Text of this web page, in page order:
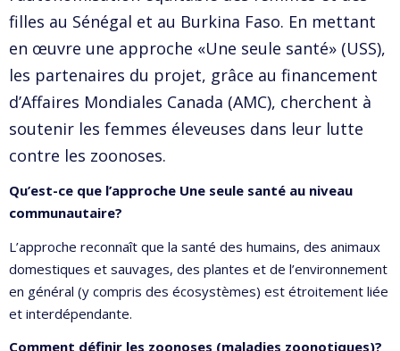
filles au Sénégal et au Burkina Faso. En mettant
en œuvre une approche «Une seule santé» (USS),
les partenaires du projet, grâce au financement
d’Affaires Mondiales Canada (AMC), cherchent à
soutenir les femmes éleveuses dans leur lutte
contre les zoonoses.
Qu’est-ce que l’approche Une seule santé au niveau
communautaire?
L’approche reconnaît que la santé des humains, des animaux
domestiques et sauvages, des plantes et de l’environnement
en général (y compris des écosystèmes) est étroitement liée
et interdépendante.
Comment définir les zoonoses (maladies zoonotiques)?